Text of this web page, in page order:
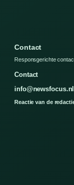
Contact
Responsgerichte
Contact
info@newsfocus.nl
Reactie van de